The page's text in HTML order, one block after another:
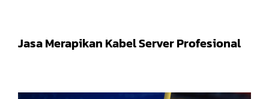
Jasa Merapikan Kabel Server Profesional